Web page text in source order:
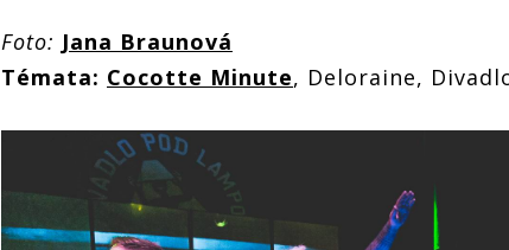
Foto: Jana Braunová
Témata: Cocotte Minute, Deloraine,